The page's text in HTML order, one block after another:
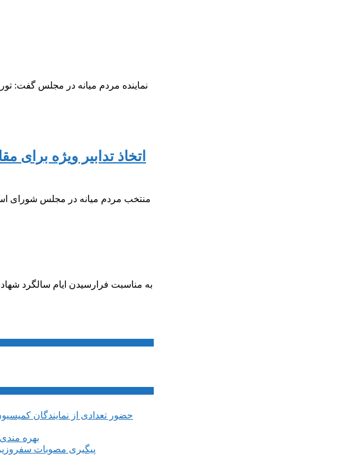
نماینده مردم میانه در مجلس گفت:
اتخاذ تدابیر ویژه
منتخب مردم میانه در مجلس شورای
به مناسبت فرارسیدن ایام سالگرد
بهره
پیگیری مصوبات سفروزیر